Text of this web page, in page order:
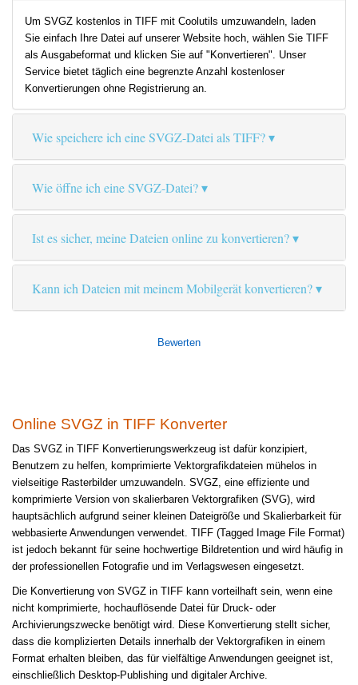
Um SVGZ kostenlos in TIFF mit Coolutils umzuwandeln, laden
Sie einfach Ihre Datei auf unserer Website hoch, wählen Sie TIFF
als Ausgabeformat und klicken Sie auf "Konvertieren". Unser
Service bietet täglich eine begrenzte Anzahl kostenloser
Konvertierungen ohne Registrierung an.
Wie speichere ich eine SVGZ-Datei als TIFF?
Wie öffne ich eine SVGZ-Datei?
Ist es sicher, meine Dateien online zu konvertieren?
Kann ich Dateien mit meinem Mobilgerät konvertieren?
Bewerten
Online SVGZ in TIFF Konverter
Das SVGZ in TIFF Konvertierungswerkzeug ist dafür konzipiert,
Benutzern zu helfen, komprimierte Vektorgrafikdateien mühelos in
vielseitige Rasterbilder umzuwandeln. SVGZ, eine effiziente und
komprimierte Version von skalierbaren Vektorgrafiken (SVG), wird
hauptsächlich aufgrund seiner kleinen Dateigröße und Skalierbarkeit für
webbasierte Anwendungen verwendet. TIFF (Tagged Image File Format)
ist jedoch bekannt für seine hochwertige Bildretention und wird häufig in
der professionellen Fotografie und im Verlagswesen eingesetzt.
Die Konvertierung von SVGZ in TIFF kann vorteilhaft sein, wenn eine
nicht komprimierte, hochauflösende Datei für Druck- oder
Archivierungszwecke benötigt wird. Diese Konvertierung stellt sicher,
dass die komplizierten Details innerhalb der Vektorgrafiken in einem
Format erhalten bleiben, das für vielfältige Anwendungen geeignet ist,
einschließlich Desktop-Publishing und digitaler Archive.